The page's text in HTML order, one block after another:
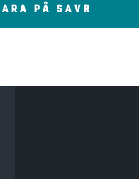
PÅ SAVR